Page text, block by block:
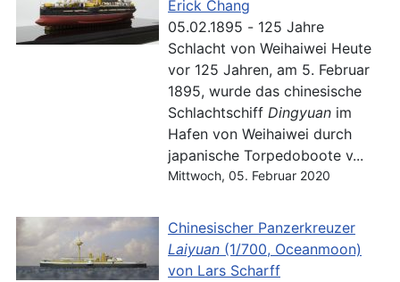
Erick Chang
05.02.1895 - 125 Jahre
Schlacht von Weihaiwei Heute
vor 125 Jahren, am 5. Februar
1895, wurde das chinesische
Schlachtschiff Dingyuan im
Hafen von Weihaiwei durch
japanische Torpedoboote v...
Mittwoch, 05. Februar 2020
Chinesischer Panzerkreuzer
Laiyuan (1/700, Oceanmoon)
von Lars Scharff